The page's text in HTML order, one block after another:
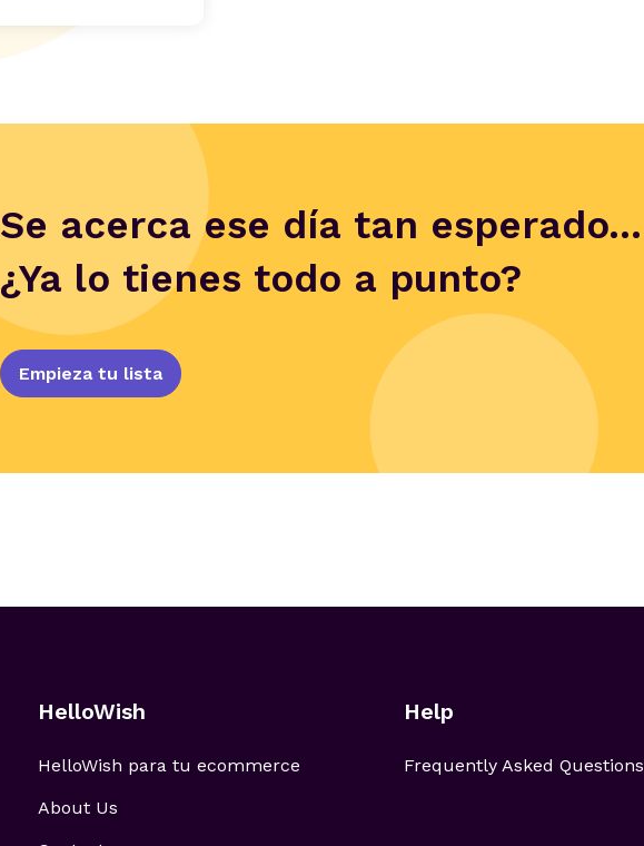
Se acerca ese día tan esperado...
¿Ya lo tienes todo a punto?
Empieza tu lista
HelloWish
HelloWish para tu ecommerce
About Us
Help
Frequently Asked Questions